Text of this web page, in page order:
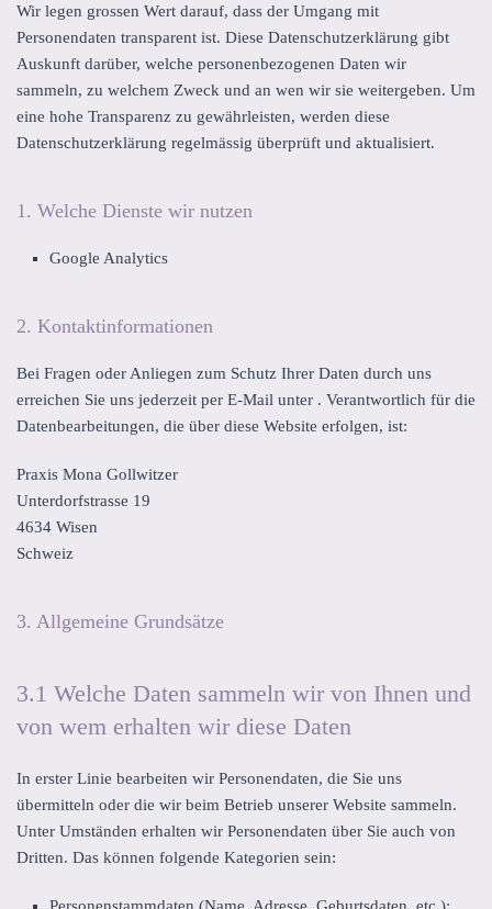
Wir legen grossen Wert darauf, dass der Umgang mit
Personendaten transparent ist. Diese Datenschutzerklärung gibt
Auskunft darüber, welche personenbezogenen Daten wir
sammeln, zu welchem Zweck und an wen wir sie weitergeben. Um
eine hohe Transparenz zu gewährleisten, werden diese
Datenschutzerklärung regelmässig überprüft und aktualisiert.
1. Welche Dienste wir nutzen
Google Analytics
2. Kontaktinformationen
Bei Fragen oder Anliegen zum Schutz Ihrer Daten durch uns
erreichen Sie uns jederzeit per E-Mail unter . Verantwortlich für die
Datenbearbeitungen, die über diese Website erfolgen, ist:
Praxis Mona Gollwitzer
Unterdorfstrasse 19
4634 Wisen
Schweiz
3. Allgemeine Grundsätze
3.1 Welche Daten sammeln wir von Ihnen und
von wem erhalten wir diese Daten
In erster Linie bearbeiten wir Personendaten, die Sie uns
übermitteln oder die wir beim Betrieb unserer Website sammeln.
Unter Umständen erhalten wir Personendaten über Sie auch von
Dritten. Das können folgende Kategorien sein:
Personenstammdaten (Name, Adresse, Geburtsdaten, etc.);